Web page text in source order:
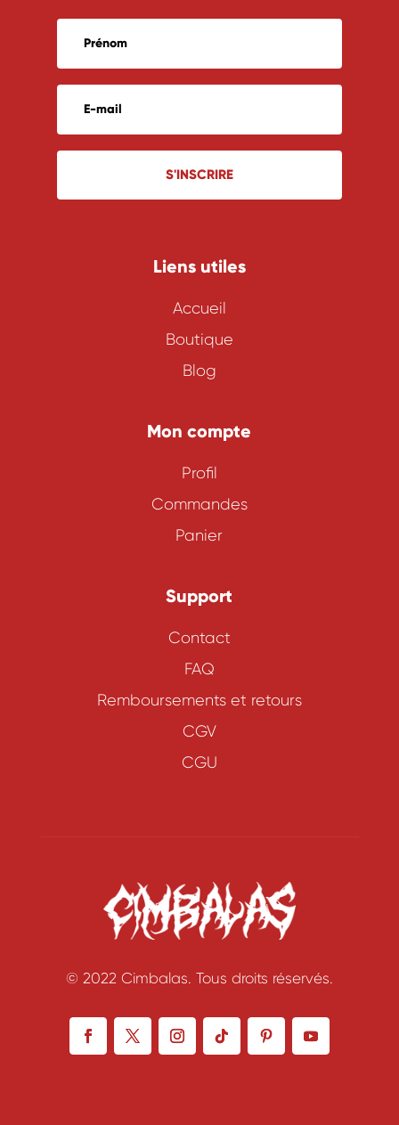
S'INSCRIRE
Liens utiles
Accueil
Boutique
Blog
Mon compte
Profil
Commandes
Panier
Support
Contact
FAQ
Remboursements et retours
CGV
CGU
© 2022 Cimbalas. Tous droits réservés.